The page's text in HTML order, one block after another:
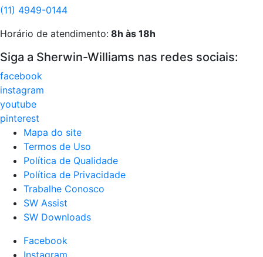
(11) 4949-0144
Horário de atendimento: 8h às 18h
Siga a Sherwin-Williams nas redes sociais:
facebook
instagram
youtube
pinterest
Mapa do site
Termos de Uso
Política de Qualidade
Política de Privacidade
Trabalhe Conosco
SW Assist
SW Downloads
Facebook
Instagram